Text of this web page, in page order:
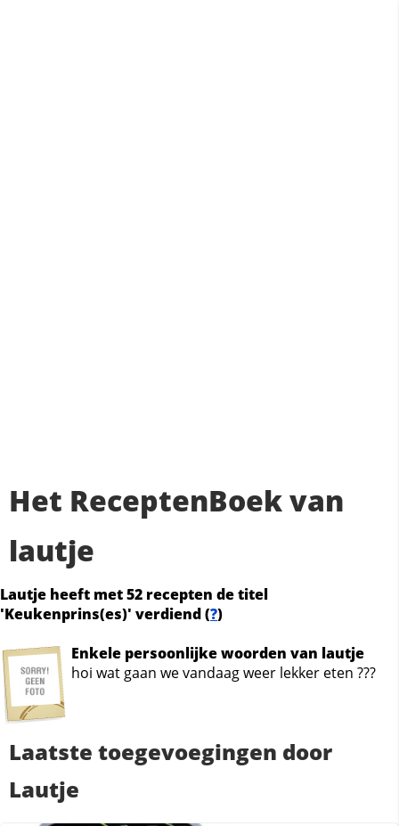
Het ReceptenBoek van
lautje
Lautje heeft met 52 recepten de titel
'Keukenprins(es)' verdiend (?)
Enkele persoonlijke woorden van lautje
hoi wat gaan we vandaag weer lekker eten ???
Laatste toegevoegingen door
Lautje